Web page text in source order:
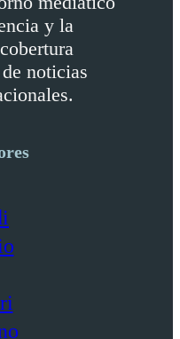
y la
noticias